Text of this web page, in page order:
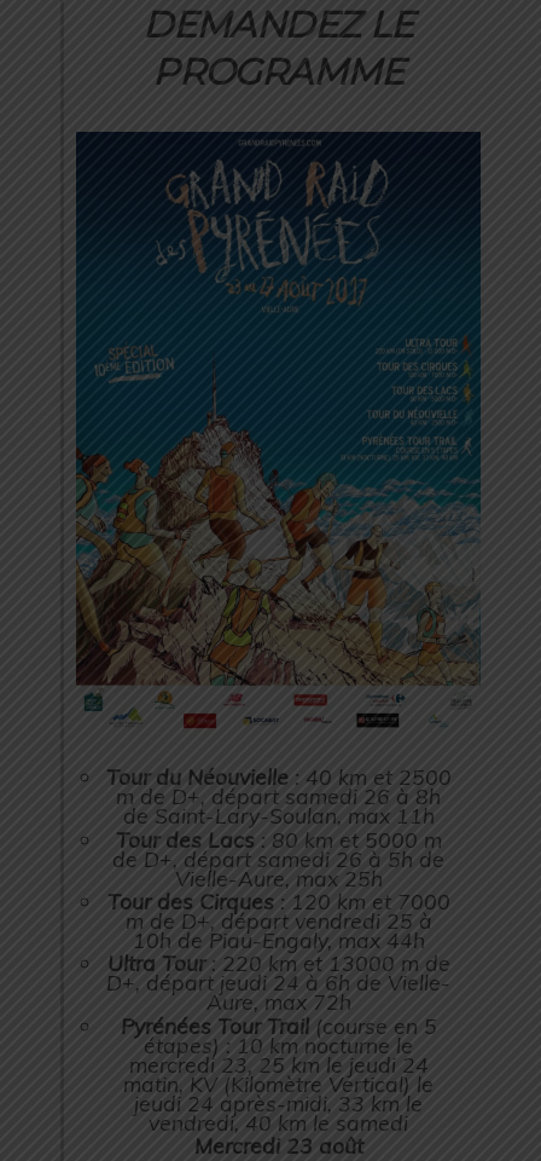
DEMANDEZ LE
PROGRAMME
Tour du Néouvielle: 40 km et 2500
m de D+, départ samedi 26 à 8h
de Saint-Lary-Soulan, max 11h
Tour des Lacs : 80 km et 5000 m
de D+, départ samedi 26 à 5h de
Vielle-Aure, max 25h
Tour des Cirques: 120 km et 7000
m de D+, départ vendredi 25 à
10h de Piau-Engaly, max 44h
Ultra Tour: 220 km et 13000 m de
D+, départ jeudi 24 à 6h de Vielle-
Aure, max 72h
Pyrénées Tour Trail(course en 5
étapes) : 10 km nocturne le
mercredi 23, 25 km le jeudi 24
matin, KV (Kilomètre Vertical) le
jeudi 24 après-midi, 33 km le
vendredi, 40 km le samedi
Mercredi 23 août